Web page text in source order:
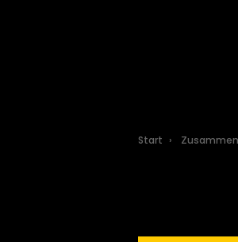
Start ›